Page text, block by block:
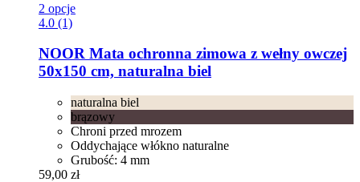
2 opcje
4.0 (1)
NOOR Mata ochronna zimowa z wełny owczej
50x150 cm, naturalna biel
naturalna biel
brązowy
Chroni przed mrozem
Oddychające włókno naturalne
Grubość: 4 mm
59,00 zł